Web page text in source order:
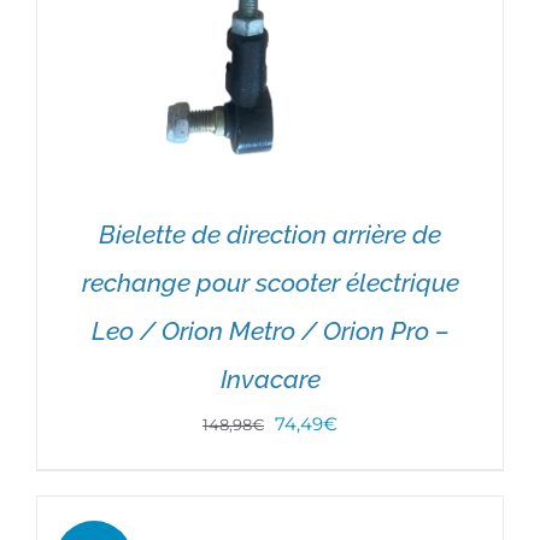
Bielette de direction arrière de
rechange pour scooter électrique
Leo / Orion Metro / Orion Pro –
Invacare
148,98€ Le
74,49€